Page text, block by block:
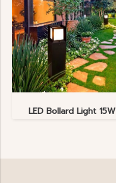
LED Bollard Light 15W